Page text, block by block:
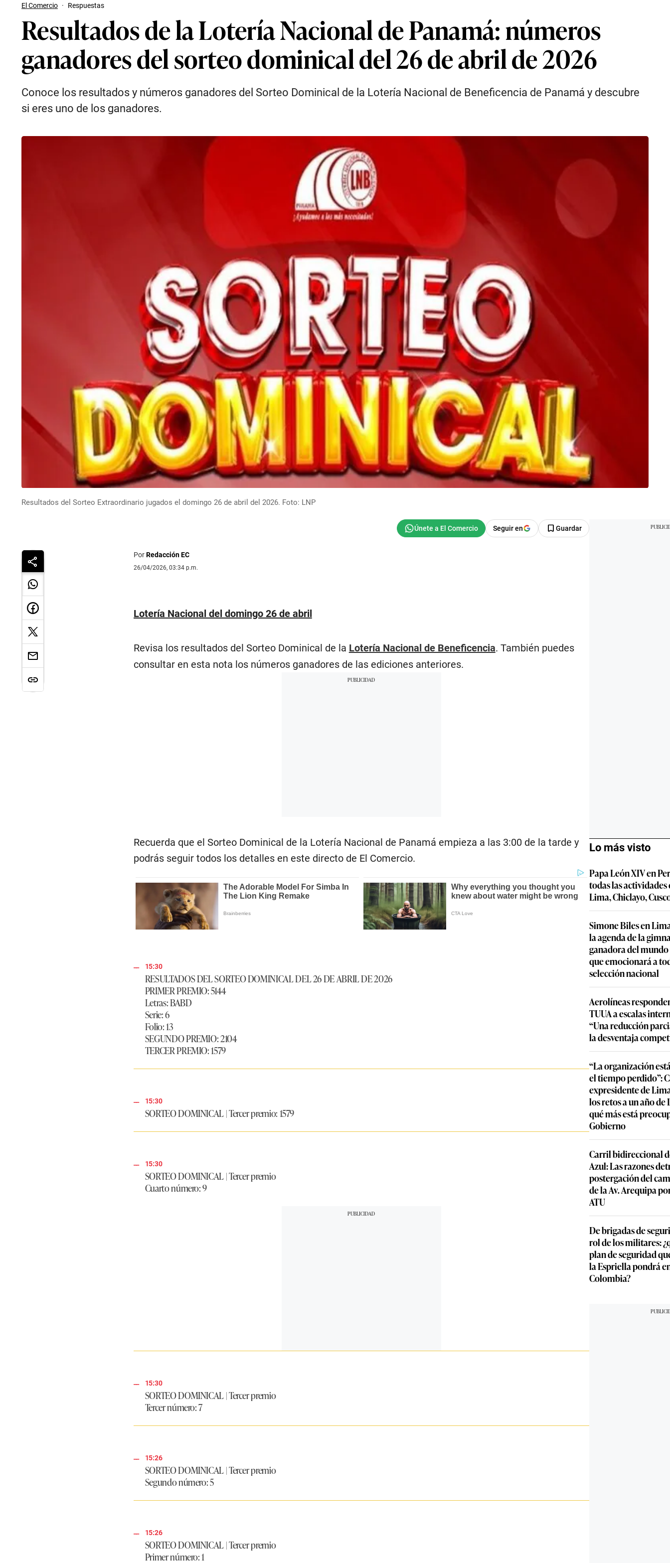
El Comercio · Respuestas
Resultados de la Lotería Nacional de Panamá: números
ganadores del sorteo dominical del 26 de abril de 2026
Conoce los resultados y números ganadores del Sorteo Dominical de la Lotería Nacional de Beneficencia de Panamá y descubre
si eres uno de los ganadores.
Resultados del Sorteo Extraordinario jugados el domingo 26 de abril del 2026. Foto: LNP
Seguir en Guardar
PorRedacción EC
26/04/2026, 03:34 p.m.
Lotería Nacional del domingo 26 de abril
Revisa los resultados del Sorteo Dominical de la Lotería Nacional de Beneficencia. También puedes
consultar en esta nota los números ganadores de las ediciones anteriores.
Recuerda que el Sorteo Dominical de la Lotería Nacional de Panamá empieza a las 3:00 de la tarde y
podrás seguir todos los detalles en este directo de El Comercio.
15:30
RESULTADOS DEL SORTEO DOMINICAL DEL 26 DE ABRIL DE 2026
PRIMER PREMIO: 5144
Letras: BABD
Serie: 6
Folio: 13
SEGUNDO PREMIO: 2104
TERCER PREMIO: 1579
15:30
SORTEO DOMINICAL | Tercer premio: 1579
15:30
SORTEO DOMINICAL | Tercer premio
Cuarto número: 9
15:30
SORTEO DOMINICAL | Tercer premio
Tercer número: 7
15:26
SORTEO DOMINICAL | Tercer premio
Segundo número: 5
15:26
SORTEO DOMINICAL | Tercer premio
Primer número: 1
Lo más visto
Papa León XIV en
todas las
Lima, Chiclayo,
Simone Biles en
la agenda de la
ganadora del
que emocionará a
selección nacional
Aerolíneas
TUUA a escalas
“Una reducción
la desventaja
“La organización
el tiempo perdido”:
expresidente de
los retos a un año de
qué más está
Gobierno
Carril bidireccional
Azul: Las razones
postergación del
de la Av. Arequipa
ATU
De brigadas de
rol de los militares:
plan de seguridad
la Espriella pondrá
Colombia?